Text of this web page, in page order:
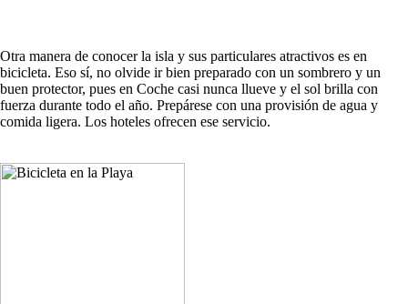
Otra manera de conocer la isla y sus particulares atractivos es en
bicicleta. Eso sí, no olvide ir bien preparado con un sombrero y un
buen protector, pues en Coche casi nunca llueve y el sol brilla con
fuerza durante todo el año. Prepárese con una provisión de agua y
comida ligera. Los hoteles ofrecen ese servicio.